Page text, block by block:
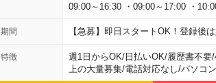
09:00～16:30 ・09:00～17:00 ・
期間 【急募】即日スタートOK！登録後
特徴 週1日からOK/日払いOK/履歴書不要/
上の大量募集/電話対応なし/パソコ